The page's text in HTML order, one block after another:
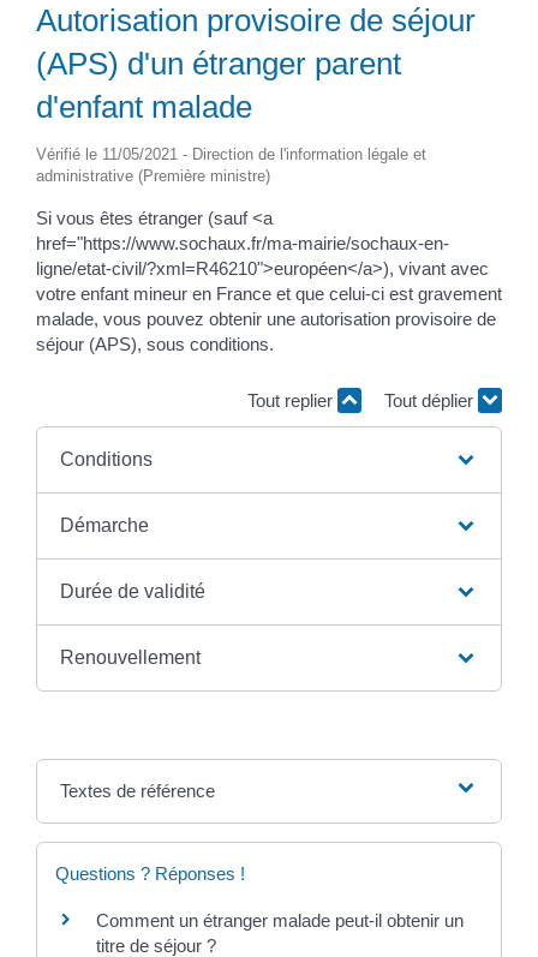
Autorisation provisoire de séjour
(APS) d'un étranger parent
d'enfant malade
Vérifié le 11/05/2021 - Direction de l'information légale et
administrative (Première ministre)
Si vous êtes étranger (sauf <a
href="https://www.sochaux.fr/ma-mairie/sochaux-en-
ligne/etat-civil/?xml=R46210">européen</a>), vivant avec
votre enfant mineur en France et que celui-ci est gravement
malade, vous pouvez obtenir une autorisation provisoire de
séjour (APS), sous conditions.
Tout replier Tout déplier
Conditions
Démarche
Durée de validité
Renouvellement
Textes de référence
Questions ? Réponses !
Comment un étranger malade peut-il obtenir un
titre de séjour ?